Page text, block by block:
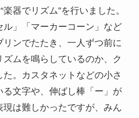
楽器でリズム”を行いました。
ル」「マーカーコーン」など
ンでたたき、一人ずつ前に
ムを鳴らしているのか、ク
。カスタネットなどの小さ
る文字や、伸ばし棒「ー」が
現は難しかったですが、みん